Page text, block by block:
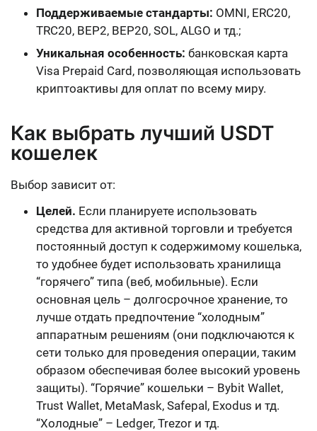
Поддерживаемые стандарты: OMNI, ERC20,
TRC20, BEP2, BEP20, SOL, ALGO и тд.;
Уникальная особенность: банковская карта
Visa Prepaid Card, позволяющая использовать
криптоактивы для оплат по всему миру.
Как выбрать лучший USDT
кошелек
Выбор зависит от:
Целей. Если планируете использовать
средства для активной торговли и требуется
постоянный доступ к содержимому кошелька,
то удобнее будет использовать хранилища
“горячего” типа (веб, мобильные). Если
основная цель – долгосрочное хранение, то
лучше отдать предпочтение “холодным”
аппаратным решениям (они подключаются к
сети только для проведения операции, таким
образом обеспечивая более высокий уровень
защиты). “Горячие” кошельки – Bybit Wallet,
Trust Wallet, MetaMask, Safepal, Exodus и тд.
“Холодные” – Ledger, Trezor и тд.